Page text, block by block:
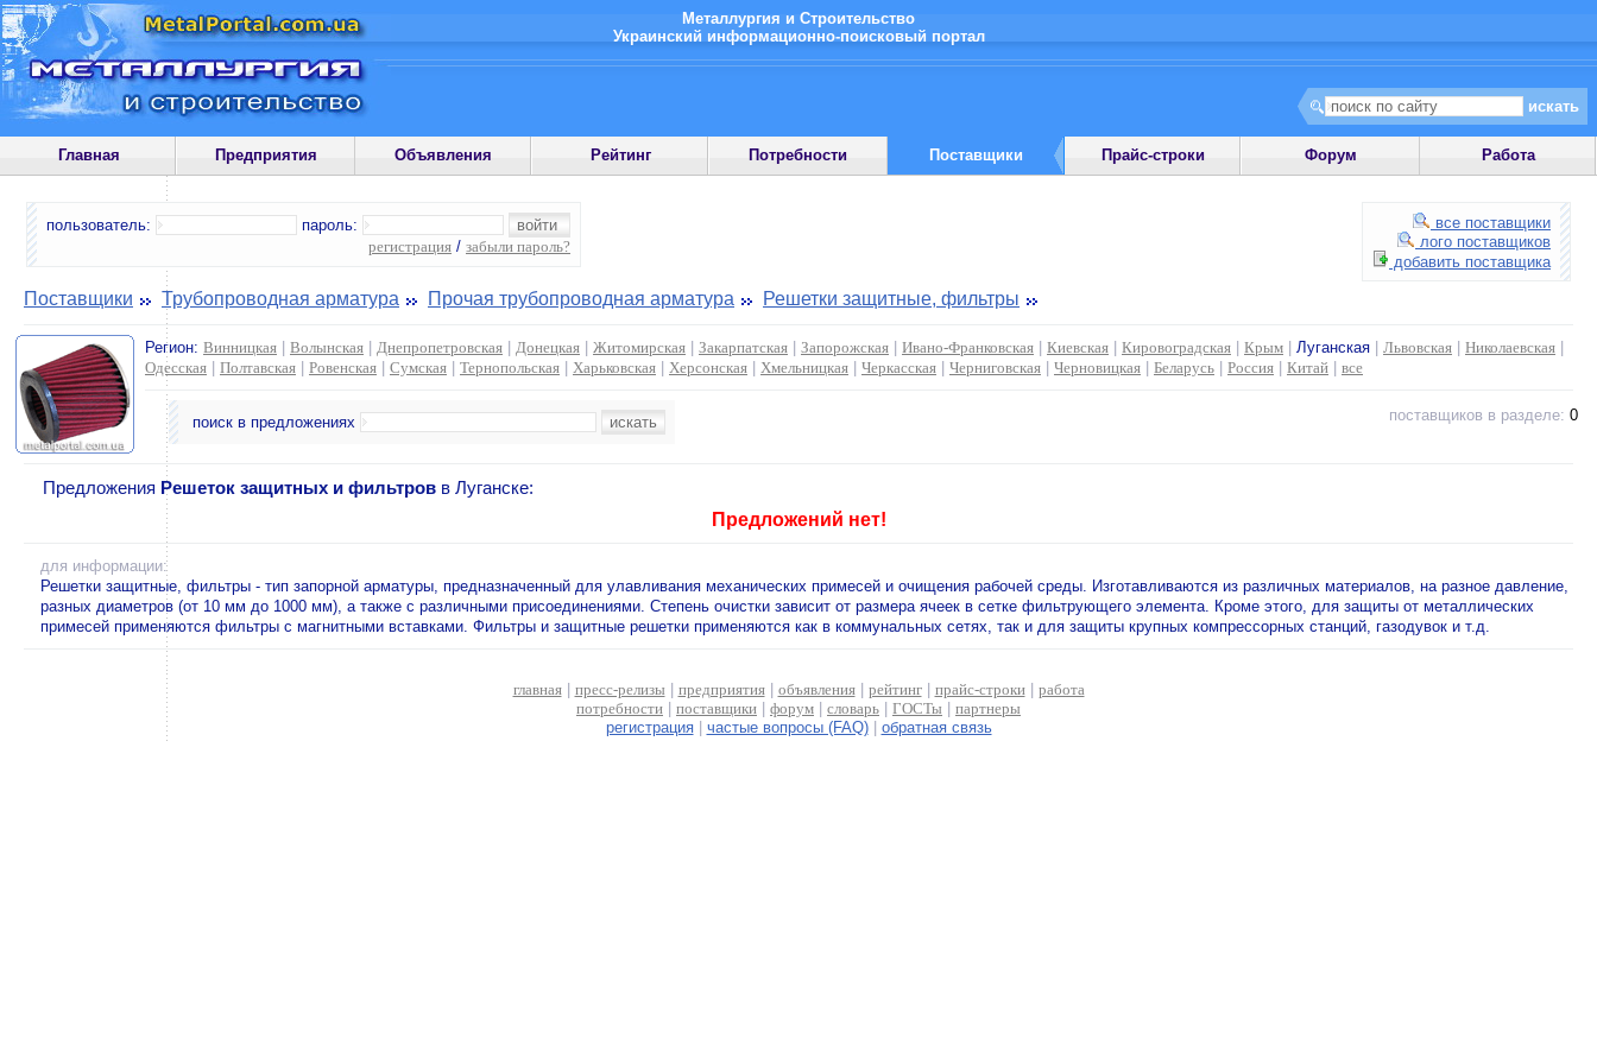
Металлургия и Строительство
Украинский информационно-поисковый портал
Главная Предприятия Объявления Рейтинг Потребности Поставщики Прайс-строки Форум Работа
пользователь:
пароль:
регистрация / забыли пароль?
все поставщики
лого поставщиков
добавить поставщика
Поставщики Трубопроводная арматура Прочая трубопроводная арматура Решетки защитные, фильтры
Регион: Винницкая Волынская Днепропетровская Донецкая Житомирская Закарпатская Запорожская Ивано-Франковская Киевская Кировоградская Крым Луганская Львовская Николаевская
Одесская
Полтавская Ровенская Сумская Тернопольская Харьковская Херсонская Хмельницкая Черкасская Черниговская Черновицкая Беларусь Россия Китай все
поиск в предложениях поставщиков в разделе: 0
Предложения Решеток защитных и фильтров в Луганске:
Предложений нет!
для информации:
Решетки защитные, фильтры - тип запорной арматуры, предназначенный для улавливания механических примесей и очищения рабочей среды. Изготавливаются из различных материалов, на разное давление,
разных диаметров (от 10 мм до 1000 мм), а также с различными присоединениями. Степень очистки зависит от размера ячеек в сетке фильтрующего элемента. Кроме этого, для защиты от металлических
примесей применяются фильтры с магнитными вставками. Фильтры и защитные решетки применяются как в коммунальных сетях, так и для защиты крупных компрессорных станций, газодувок и т.д.
главная| пресс-релизы предприятия| объявления| рейтинг| прайс-строки| работа
потребности
поставщики форум словарь ГОСТы
партнеры
регистрация| частые вопросы (FAQ)| обратная связь